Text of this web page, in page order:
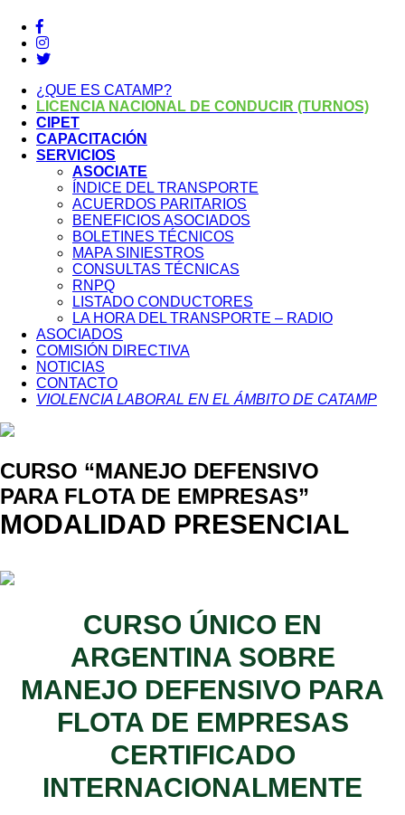
¿QUE ES CATAMP?
LICENCIA NACIONAL DE CONDUCIR (TURNOS)
CIPET
CAPACITACIÓN
SERVICIOS
ASOCIATE
ÍNDICE DEL TRANSPORTE
ACUERDOS PARITARIOS
BENEFICIOS ASOCIADOS
BOLETINES TÉCNICOS
MAPA SINIESTROS
CONSULTAS TÉCNICAS
RNPQ
LISTADO CONDUCTORES
LA HORA DEL TRANSPORTE – RADIO
ASOCIADOS
COMISIÓN DIRECTIVA
NOTICIAS
CONTACTO
VIOLENCIA LABORAL EN EL ÁMBITO DE CATAMP
CURSO “MANEJO DEFENSIVO
PARA FLOTA DE EMPRESAS”
MODALIDAD PRESENCIAL
CURSO ÚNICO EN
ARGENTINA SOBRE
MANEJO DEFENSIVO PARA
FLOTA DE EMPRESAS
CERTIFICADO
INTERNACIONALMENTE